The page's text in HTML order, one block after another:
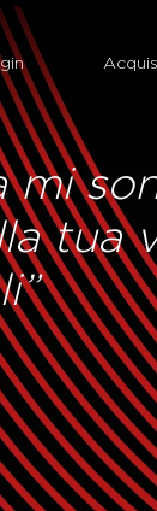
mi
tua